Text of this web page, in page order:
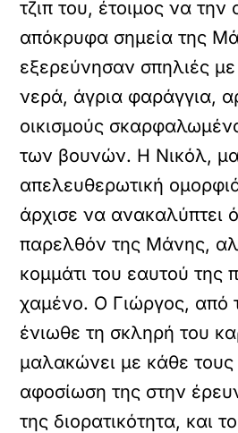
τζιπ του, έτοιμος να την
απόκρυφα σημεία της
εξερεύνησαν σπηλιές
νερά, άγρια φαράγγια,
οικισμούς
των βουνών. Η Νικόλ,
απελευθερωτική
άρχισε να ανακαλύπτει
παρελθόν της Μάνης,
κομμάτι του εαυτού της
χαμένο. Ο Γιώργος, από
ένιωθε τη σκληρή του
μαλακώνει με κάθε
αφοσίωση της στην
της διορατικότητα, και